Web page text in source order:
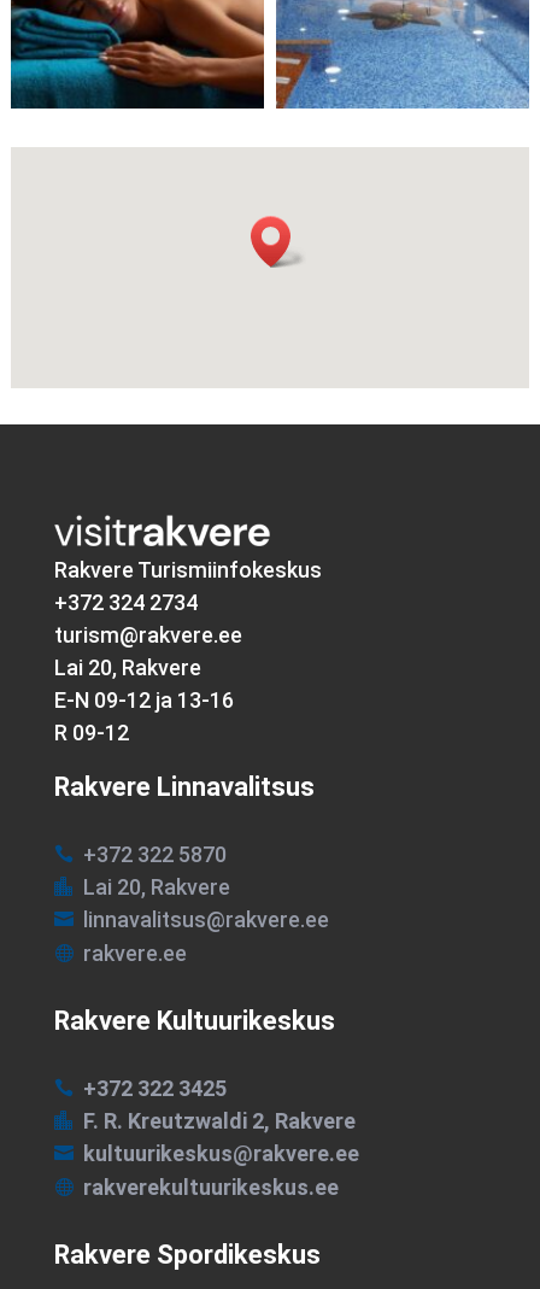
Rakvere Turismiinfokeskus
+372 324 2734
turism@rakvere.ee
Lai 20, Rakvere
E-N 09-12 ja 13-16
R 09-12
Rakvere Linnavalitsus
 +372 322 5870
 Lai 20, Rakvere
 linnavalitsus@rakvere.ee
 rakvere.ee
Rakvere Kultuurikeskus
 +372 322 3425
 F. R. Kreutzwaldi 2, Rakvere
 kultuurikeskus@rakvere.ee
 rakverekultuurikeskus.ee
Rakvere Spordikeskus